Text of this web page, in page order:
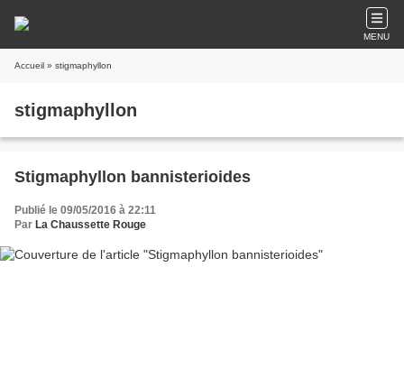
MENU
Accueil » stigmaphyllon
stigmaphyllon
Stigmaphyllon bannisterioides
Publié le 09/05/2016 à 22:11
Par La Chaussette Rouge